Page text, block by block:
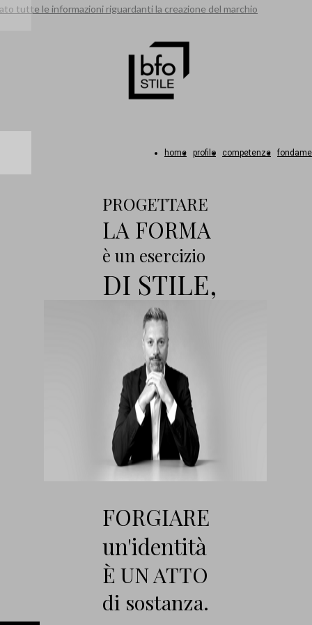
tutte le informazioni riguardanti la creazione del marchio
home profilo competenze
FORGIARE
un'identità
È UN ATTO
di sostanza.
PROGETTARE
LA FORMA
è un esercizio
DI STILE,